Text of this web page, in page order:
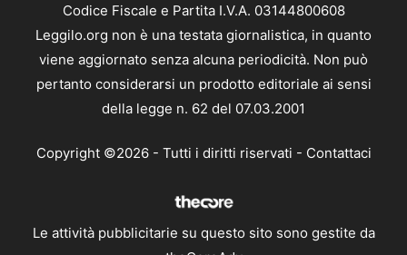
Codice Fiscale e Partita I.V.A. 03144800608
Leggilo.org non è una testata giornalistica, in quanto
viene aggiornato senza alcuna periodicità. Non può
pertanto considerarsi un prodotto editoriale ai sensi
della legge n. 62 del 07.03.2001
Copyright ©2026 - Tutti i diritti riservati - Contattaci
Le attività pubblicitarie su questo sito sono gestite da